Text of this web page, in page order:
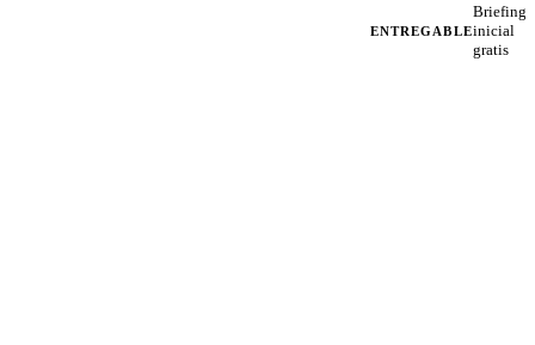
ENTREGABLE
Briefing
inicial
gratis